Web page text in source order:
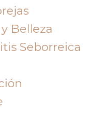
Belleza
Seborreica